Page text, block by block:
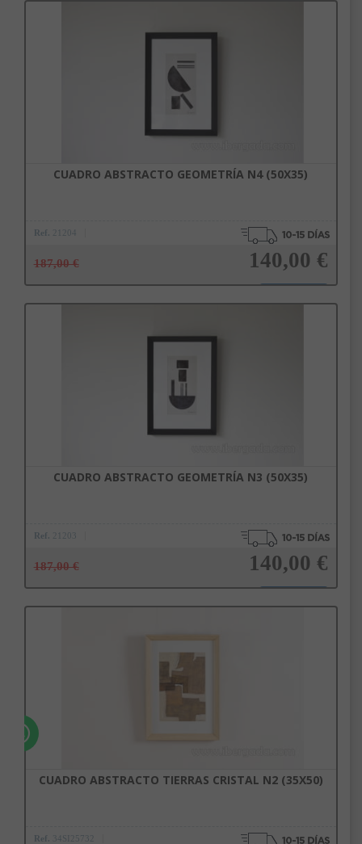
CUADRO ABSTRACTO GEOMETRÍA N4 (50X35)
Ref.
187,00 € 140,00 €
CUADRO ABSTRACTO GEOMETRÍA N3 (50X35)
Ref.
187,00 € 140,00 €
CUADRO ABSTRACTO TIERRAS CRISTAL N2 (35X50)
Ref. 34SI25732